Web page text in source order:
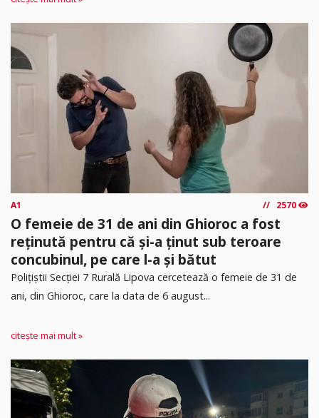
A1 2570
O femeie de 31 de ani din Ghioroc a fost
reținută pentru că și-a ținut sub teroare
concubinul, pe care l-a și bătut
​Polițiștii Secției 7 Rurală Lipova cercetează o femeie de 31 de
ani, din Ghioroc, care la data de 6 august...
citește mai mult »